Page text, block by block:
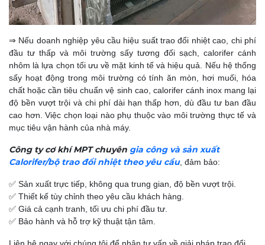
⇒ Nếu doanh nghiệp yêu cầu hiệu suất trao đổi nhiệt cao, chi phí
đầu tư thấp và môi trường sấy tương đối sạch, calorifer cánh
nhôm là lựa chọn tối ưu về mặt kinh tế và hiệu quả. Nếu hệ thống
sấy hoạt động trong môi trường có tính ăn mòn, hơi muối, hóa
chất hoặc cần tiêu chuẩn vệ sinh cao, calorifer cánh inox mang lại
độ bền vượt trội và chi phí dài hạn thấp hơn, dù đầu tư ban đầu
cao hơn.Việc chọn loại nào phụ thuộc vào môi trường thực tế và
mục tiêu vận hành của nhà máy.
Công ty cơ khí MPT chuyên gia công và sản xuất
Calorifer/bộ trao đổi nhiệt theo yêu cầu, đảm bảo:
✅ Sản xuất trực tiếp, không qua trung gian, độ bền vượt trội.
✅ Thiết kế tùy chỉnh theo yêu cầu khách hàng.
✅ Giá cả cạnh tranh, tối ưu chi phí đầu tư.
✅ Bảo hành và hỗ trợ kỹ thuật tận tâm.